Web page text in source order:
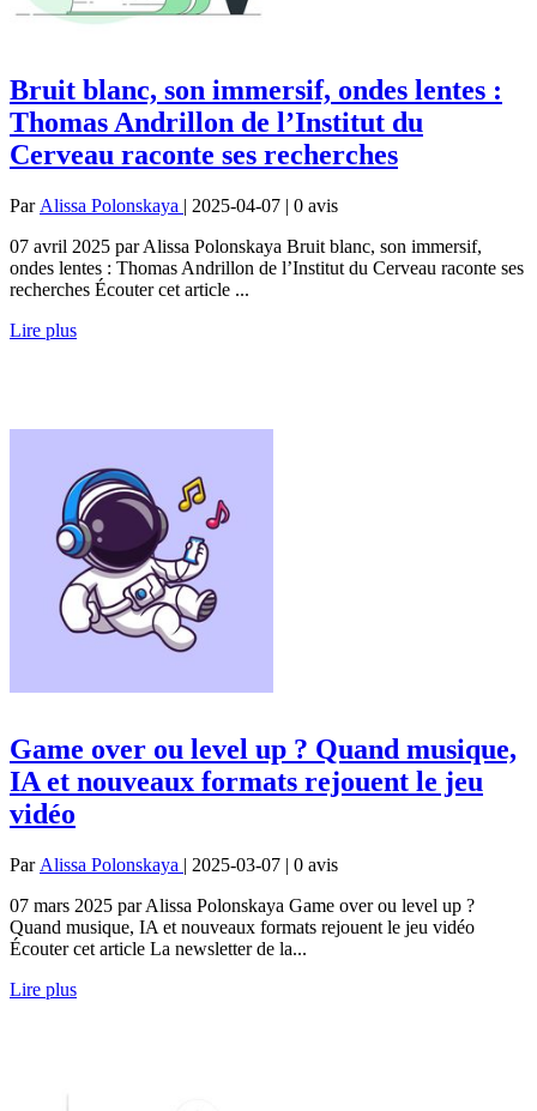
Bruit blanc, son immersif, ondes lentes :
Thomas Andrillon de l’Institut du
Cerveau raconte ses recherches
Par Alissa Polonskaya | 2025-04-07 | 0 avis
07 avril 2025 par Alissa Polonskaya Bruit blanc, son immersif,
ondes lentes : Thomas Andrillon de l’Institut du Cerveau raconte ses
recherches Écouter cet article ...
Lire plus
Game over ou level up ? Quand musique,
IA et nouveaux formats rejouent le jeu
vidéo
Par Alissa Polonskaya | 2025-03-07 | 0 avis
07 mars 2025 par Alissa Polonskaya Game over ou level up ?
Quand musique, IA et nouveaux formats rejouent le jeu vidéo
Écouter cet article La newsletter de la...
Lire plus